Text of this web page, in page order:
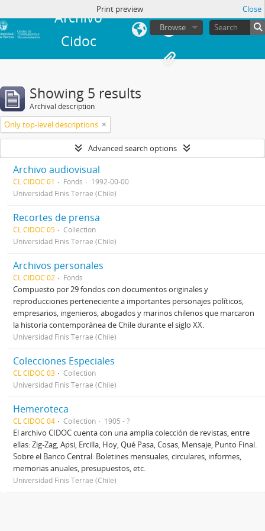
Archivo
Cidoc
Browse
Print preview Close
Showing 5 results
Archival description
Only top-level descriptions
Advanced search options
Archivo audiovisual
CL CIDOC 01 Fonds
1992-00-00
Universidad Finis Terrae (Chile)
Recortes de prensa
CL CIDOC 05
Collection
Universidad Finis Terrae (Chile)
Archivos personales
CL CIDOC 02 Fonds
Compuesto por 29 fondos con documentos originales y
reproducciones perteneciente a importantes personajes políticos,
empresarios, ingenieros, abogados y marinos chilenos que marcaron
la historia contemporánea de Chile durante el siglo XX.
Universidad Finis Terrae (Chile)
Colecciones Especiales
CL CIDOC 03
Collection
Universidad Finis Terrae (Chile)
Hemeroteca
CL CIDOC 04 Collection 1905 - ?
El archivo CIDOC cuenta con una amplia colección de revistas, entre
ellas: Zig-Zag, Apsi, Ercilla, Hoy, Qué Pasa, Cosas, Mensaje, Punto Final.
Sobre el Banco Central: Boletines mensuales, circulares, informes,
memorias anuales, presupuestos, etc.
Universidad Finis Terrae (Chile)